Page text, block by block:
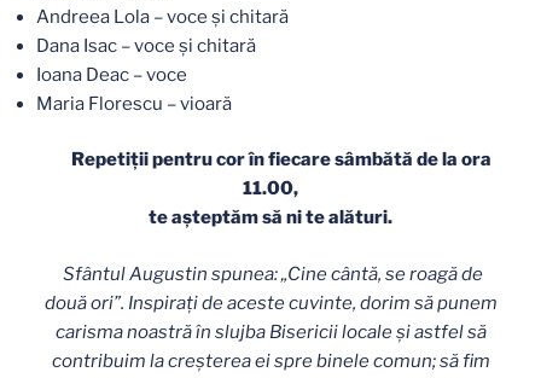
Andreea Lola – voce şi chitară
Dana Isac – voce şi chitară
Ioana Deac – voce
Maria Florescu – vioară
Repetiţii pentru cor în fiecare sâmbătă de la ora
11.00,
te aşteptăm să ni te alături.
Sfântul Augustin spunea: „Cine cântă, se roagă de
două ori”. Inspiraţi de aceste cuvinte, dorim să punem
carisma noastră în slujba Bisericii locale şi astfel să
contribuim la creşterea ei spre binele comun; să fim